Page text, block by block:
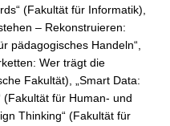
(Fakultät für Informatik),
– Rekonstruieren:
pädagogisches Handeln“,
Wer trägt die
Fakultät), „Smart Data:
für Human- und
Thinking“ (Fakultät für